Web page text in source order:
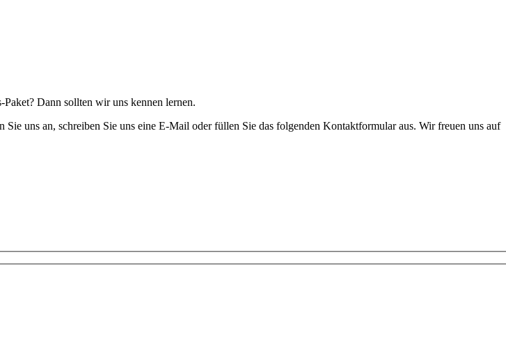
Dann sollten wir uns kennen lernen.
uns an, schreiben Sie uns eine E-Mail oder füllen Sie das folgenden Kontaktformular aus. Wir freuen uns auf